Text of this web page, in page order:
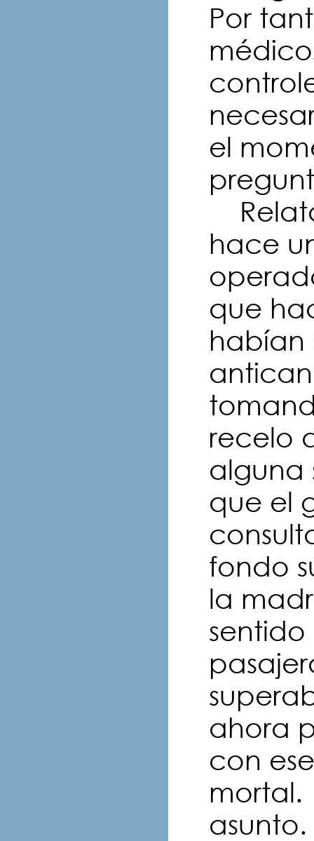
Por
el
hace
que
habían
recelo
alguna
que el
fondo
la
ahora
con
mortal.
asunto.